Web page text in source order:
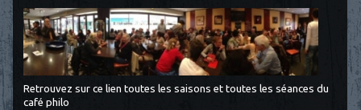
Retrouvez sur ce lien toutes les saisons et toutes les séances du
café philo